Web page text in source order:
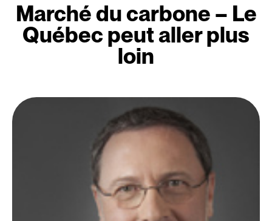
Marché du carbone – Le
Québec peut aller plus
loin